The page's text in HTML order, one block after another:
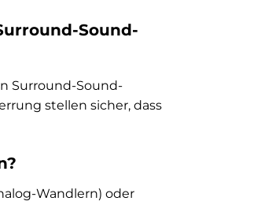
Sound-
Surround-Sound-
stellen sicher, dass
Wandlern) oder